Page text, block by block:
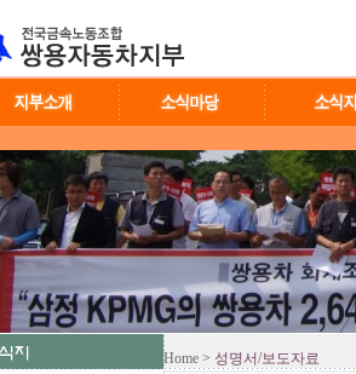
Home > 성명서/보도자료